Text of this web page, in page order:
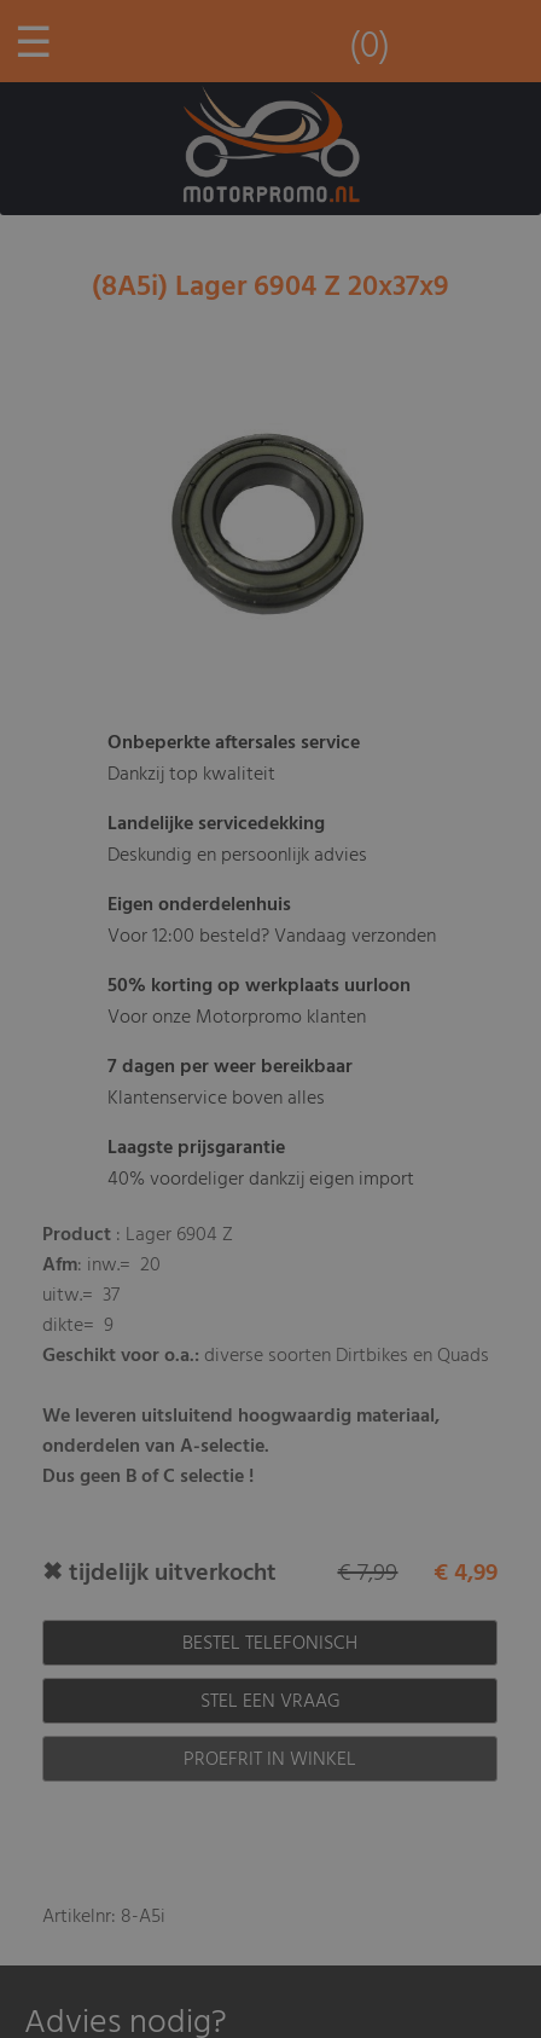
☰ (0)
(8A5i) Lager 6904 Z 20x37x9
Onbeperkte aftersales service
Dankzij top kwaliteit
Landelijke servicedekking
Deskundig en persoonlijk advies
Eigen onderdelenhuis
Voor 12:00 besteld? Vandaag verzonden
50% korting op werkplaats uurloon
Voor onze Motorpromo klanten
7 dagen per weer bereikbaar
Klantenservice boven alles
Laagste prijsgarantie
40% voordeliger dankzij eigen import
Product: Lager 6904 Z
Afm: inw.= 20
uitw.= 37
dikte= 9
Geschikt voor o.a.: diverse soorten Dirtbikes en Quads
We leveren uitsluitend hoogwaardig materiaal,
onderdelen van A-selectie.
Dus geen B of C selectie !
✖ tijdelijk uitverkocht € 4,99
€ 7,99
BESTEL TELEFONISCH
STEL EEN VRAAG
PROEFRIT IN WINKEL
Artikelnr: 8-A5i
Advies nodig?